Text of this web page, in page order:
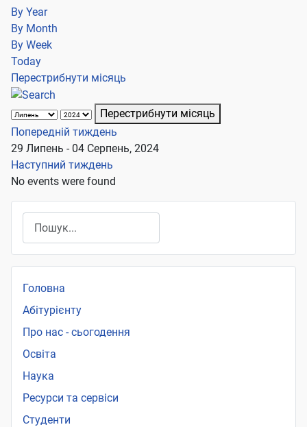
By Year
By Month
By Week
Today
Перестрибнути місяць
Перестрибнути місяць
Попередній тиждень
29 Липень - 04 Серпень, 2024
Наступний тиждень
No events were found
Головна
Абітурієнту
Про нас - сьогодення
Освіта
Наука
Ресурси та сервіси
Студенти